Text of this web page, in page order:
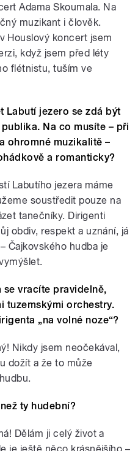
Adama Skoumala. Na
muzikant i člověk.
Houslový koncert jsem
když jsem před léty
flétnistu, tuším ve
Labutí jezero se zdá být
Na co musíte – při
ohromné muzikalitě –
a romanticky?
Labutího jezera máme
soustředit pouze na
tanečníky. Dirigenti
obdiv, respekt a uznání, já
Čajkovského hudba je
se vracíte pravidelně,
tuzemskými orchestry.
„na volné noze“?
Nikdy jsem neočekával,
dožít a že to může
ty hudební?
Dělám ji celý život a